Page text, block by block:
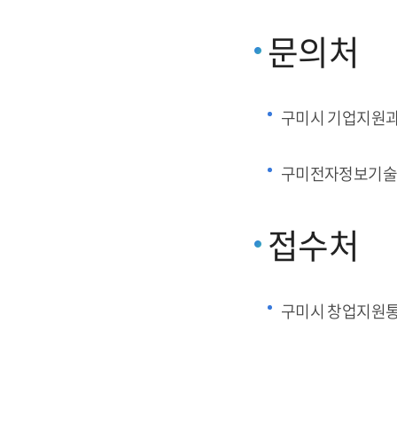
문의처
구미시 기업지원
구미전자정보기
접수처
구미시 창업지원